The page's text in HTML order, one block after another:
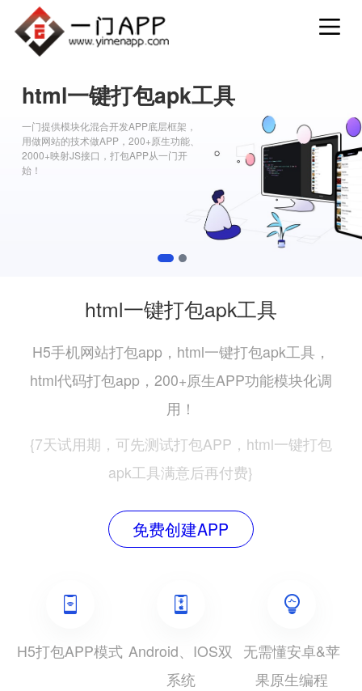
html一键打包apk工具
一门提供模块化混合开发APP底层框架，
用做网站的技术做APP，200+原生功能、
2000+映射JS接口，打包APP从一门开
始！
1 2
html一键打包apk工具
H5手机网站打包app，html一键打包apk工具，
html代码打包app，200+原生APP功能模块化调
用！
{7天试用期，可先测试打包APP，html一键打包
apk工具满意后再付费}
免费创建APP
H5打包APP模式 Android、IOS双
系统
无需懂安卓&苹
果原生编程